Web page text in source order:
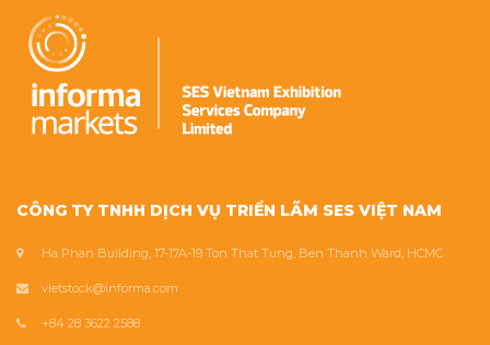
CÔNG TY TNHH DỊCH VỤ TRIỂN LÃM SES VIỆT NAM
Ha Phan Building, 17-17A-19 Ton That Tung, Ben Thanh Ward, HCMC
vietstock@informa.com
+84 28 3622 2588